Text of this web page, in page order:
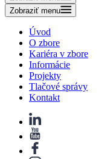
Zobraziť menu
Úvod
O zbore
Kariéra v zbore
Informácie
Projekty
Tlačové správy
Kontakt